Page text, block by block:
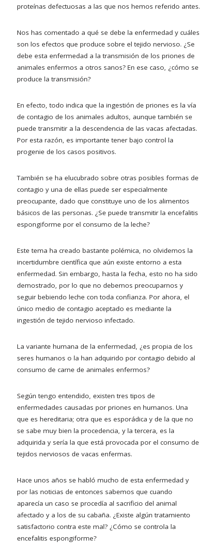
proteínas defectuosas a las que nos hemos referido antes.
Nos has comentado a qué se debe la enfermedad y cuáles
son los efectos que produce sobre el tejido nervioso. ¿Se
debe esta enfermedad a la transmisión de los priones de
animales enfermos a otros sanos? En ese caso, ¿cómo se
produce la transmisión?
En efecto, todo indica que la ingestión de priones es la vía
de contagio de los animales adultos, aunque también se
puede transmitir a la descendencia de las vacas afectadas.
Por esta razón, es importante tener bajo control la
progenie de los casos positivos.
También se ha elucubrado sobre otras posibles formas de
contagio y una de ellas puede ser especialmente
preocupante, dado que constituye uno de los alimentos
básicos de las personas. ¿Se puede transmitir la encefalitis
espongiforme por el consumo de la leche?
Este tema ha creado bastante polémica, no olvidemos la
incertidumbre científica que aún existe entorno a esta
enfermedad. Sin embargo, hasta la fecha, esto no ha sido
demostrado, por lo que no debemos preocuparnos y
seguir bebiendo leche con toda confianza. Por ahora, el
único medio de contagio aceptado es mediante la
ingestión de tejido nervioso infectado.
La variante humana de la enfermedad, ¿es propia de los
seres humanos o la han adquirido por contagio debido al
consumo de carne de animales enfermos?
Según tengo entendido, existen tres tipos de
enfermedades causadas por priones en humanos. Una
que es hereditaria; otra que es esporádica y de la que no
se sabe muy bien la procedencia, y la tercera, es la
adquirida y sería la que está provocada por el consumo de
tejidos nerviosos de vacas enfermas.
Hace unos años se habló mucho de esta enfermedad y
por las noticias de entonces sabemos que cuando
aparecía un caso se procedía al sacrificio del animal
afectado y a los de su cabaña. ¿Existe algún tratamiento
satisfactorio contra este mal? ¿Cómo se controla la
encefalitis espongiforme?